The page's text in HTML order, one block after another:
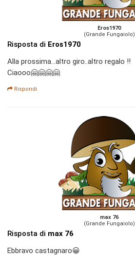
Eros1970
(Grande Fungaiolo)
Risposta di Eros1970
Alla prossima...altro giro..altro regalo !!
Ciaooo🤗🤗🤗🤗
Rispondi
max 76
(Grande Fungaiolo)
Risposta di max 76
Ebbravo castagnaro😀